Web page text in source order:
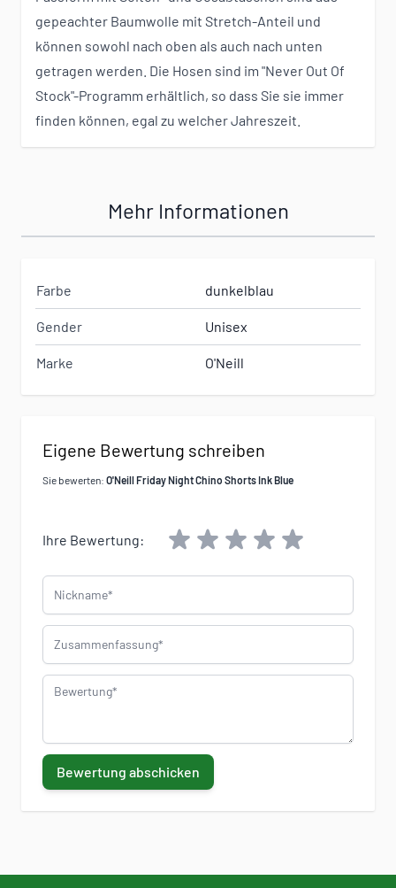
gepeachter Baumwolle mit Stretch-Anteil und
können sowohl nach oben als auch nach unten
getragen werden. Die Hosen sind im "Never Out Of
Stock"-Programm erhältlich, so dass Sie sie immer
finden können, egal zu welcher Jahreszeit.
Mehr Informationen
Farbe dunkelblau
Gender Unisex
Marke O'Neill
Eigene Bewertung schreiben
Sie bewerten: O'Neill Friday Night Chino Shorts Ink Blue
Ihre Bewertung:
Nickname
Zusammenfassung
Bewertung
Bewertung abschicken